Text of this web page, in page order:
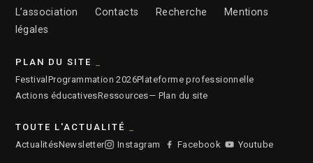
L’association
Contacts Recherche
Mentions
légales
PLAN DU SITE
Festival Programmation 2026Plateforme professionnelle
Actions éducativesRessources— Plan du site
TOUTE L'ACTUALITÉ
ActualitésNewsletter Instagram Facebook Youtube